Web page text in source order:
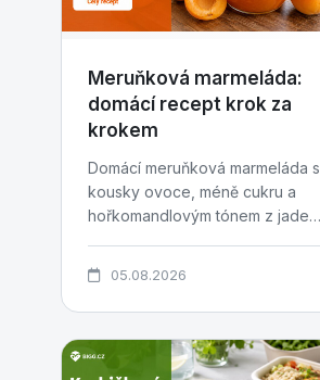
Meruňková marmeláda:
domácí recept krok za
krokem
Domácí meruňková marmeláda s
kousky ovoce, méně cukru a
hořkomandlovým tónem z jader
05.08.2026